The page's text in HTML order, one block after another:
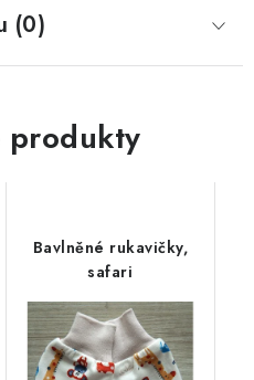
(0)
produkty
Bavlněné rukavičky,
safari